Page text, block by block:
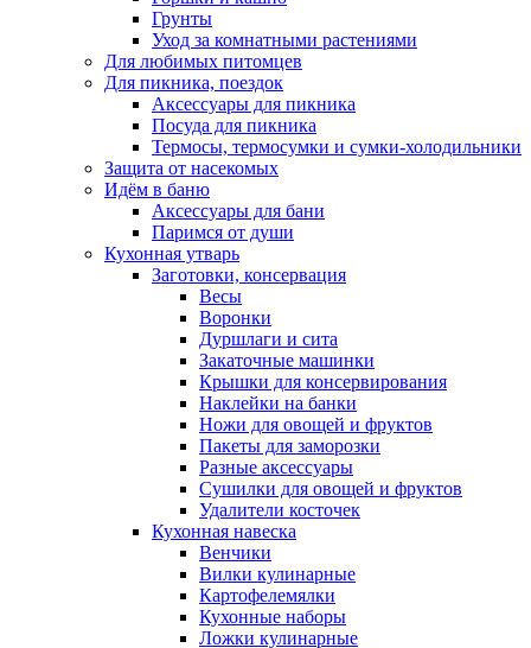
Грунты
Уход за комнатными растениями
Для любимых питомцев
Для пикника, поездок
Аксессуары для пикника
Посуда для пикника
Термосы, термосумки и сумки-холодильники
Защита от насекомых
Идём в баню
Аксессуары для бани
Паримся от души
Кухонная утварь
Заготовки, консервация
Весы
Воронки
Дуршлаги и сита
Закаточные машинки
Крышки для консервирования
Наклейки на банки
Ножи для овощей и фруктов
Пакеты для заморозки
Разные аксессуары
Сушилки для овощей и фруктов
Удалители косточек
Кухонная навеска
Венчики
Вилки кулинарные
Картофелемялки
Кухонные наборы
Ложки кулинарные